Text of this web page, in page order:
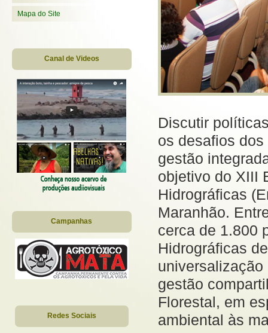
Mapa do Site
Canal de Videos
Campanhas
Redes Sociais
Discutir
os desafios
gestão
objetivo do XIII
Hidrográficas
Maranhão.
cerca de 1.800
Hidrográficas
gestão
Florestal, em
ambiental às